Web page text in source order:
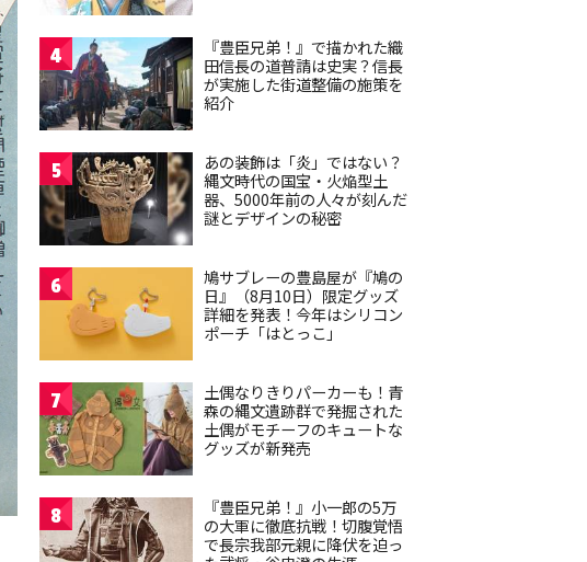
4
『豊臣兄弟！』で描かれた織
田信長の道普請は史実？信長
が実施した街道整備の施策を
紹介
5
あの装飾は「炎」ではない？
縄文時代の国宝・火焔型土
器、5000年前の人々が刻んだ
謎とデザインの秘密
6
鳩サブレーの豊島屋が『鳩の
日』（8月10日）限定グッズ
詳細を発表！今年はシリコン
ポーチ「はとっこ」
7
土偶なりきりパーカーも！青
森の縄文遺跡群で発掘された
土偶がモチーフのキュートな
グッズが新発売
8
『豊臣兄弟！』小一郎の5万
の大軍に徹底抗戦！切腹覚悟
で長宗我部元親に降伏を迫っ